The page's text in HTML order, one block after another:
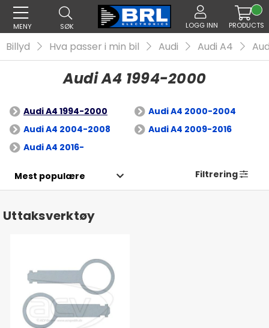
MENY SØK LOGG INN PRODUCTS
Billyd Hva passer i min bil Audi Audi A4
Audi A4 1994-2000
Audi A4 1994-2000
Audi A4 2000-2004
Audi A4 2004-2008
Audi A4 2009-2016
Audi A4 2016-
Filtrering
Uttaksverktøy